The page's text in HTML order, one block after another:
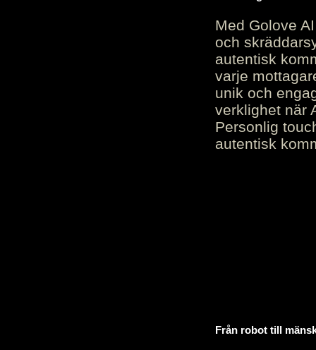
Med Golove
och
autentisk
varje
unik och
verklighet när
Personlig
autentisk
Från robot till